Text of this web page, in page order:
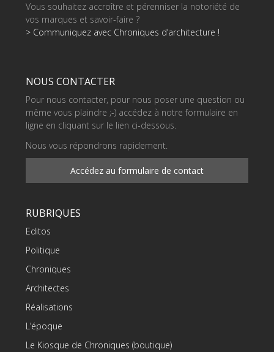
Vous souhaitez accroître et pérenniser la notoriété de
vos marques et savoir-faire ?
> Communiquez avec Chroniques d’architecture !
NOUS CONTACTER
Pour nous contacter, pour nous poser une question ou
même vous plaindre ;-) accédez à notre formulaire en
ligne en cliquant sur le lien ci-dessous.
Nous vous répondrons rapidement.
Accédez au formulaire de contact
RUBRIQUES
Editos
Politique
Chroniques
Architectes
Réalisations
L’époque
Le Kiosque de Chroniques (boutique)